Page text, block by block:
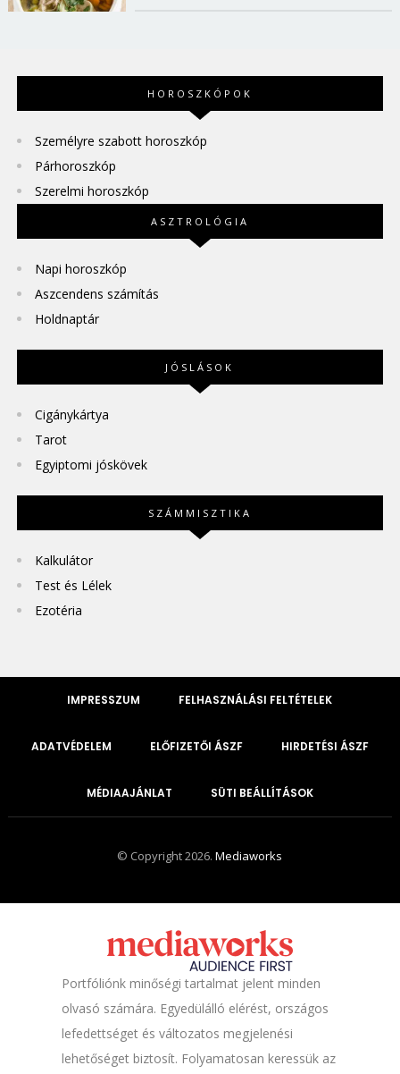
HOROSZKÓPOK
Személyre szabott horoszkóp
Párhoroszkóp
Szerelmi horoszkóp
ASZTROLÓGIA
Napi horoszkóp
Aszcendens számítás
Holdnaptár
JÓSLÁSOK
Cigánykártya
Tarot
Egyiptomi jóskövek
SZÁMMISZTIKA
Kalkulátor
Test és Lélek
Ezotéria
IMPRESSZUM FELHASZNÁLÁSI FELTÉTELEK
ADATVÉDELEM ELŐFIZETŐI ÁSZF HIRDETÉSI ÁSZF
MÉDIAAJÁNLAT SÜTI BEÁLLÍTÁSOK
© Copyright 2026.Mediaworks
Portfóliónk minőségi tartalmat jelent minden
olvasó számára. Egyedülálló elérést, országos
lefedettséget és változatos megjelenési
lehetőséget biztosít. Folyamatosan keressük az